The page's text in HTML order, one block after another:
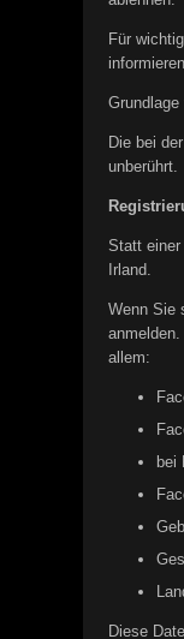
Für
Die bei
unberührt.
Statt einer
Irland.
Wenn Sie
allem:
bei
Diese